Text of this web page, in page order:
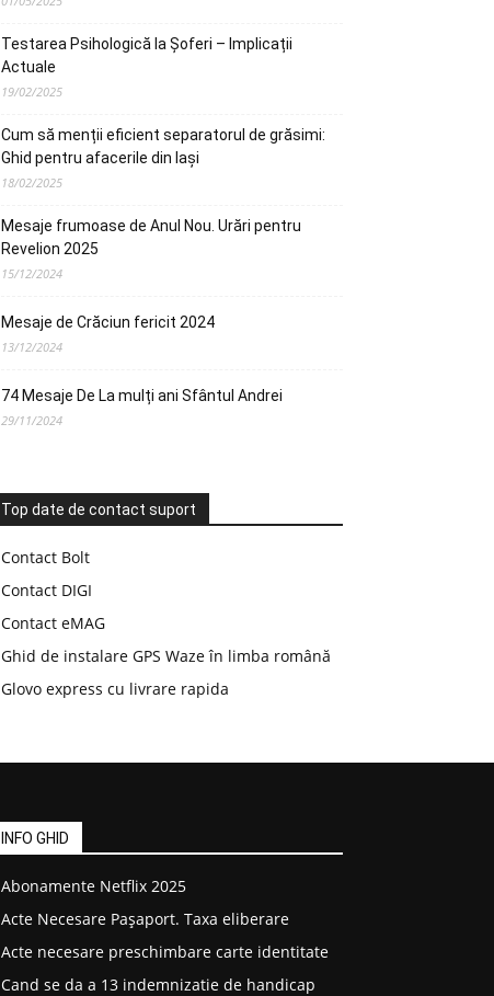
Testarea Psihologică la Șoferi – Implicații
Actuale
19/02/2025
Cum să menții eficient separatorul de grăsimi:
Ghid pentru afacerile din Iași
18/02/2025
Mesaje frumoase de Anul Nou. Urări pentru
Revelion 2025
15/12/2024
Mesaje de Crăciun fericit 2024
13/12/2024
74 Mesaje De La mulți ani Sfântul Andrei
29/11/2024
Top date de contact suport
Contact Bolt
Contact DIGI
Contact eMAG
Ghid de instalare GPS Waze în limba română
Glovo express cu livrare rapida
INFO GHID
Abonamente Netflix 2025
Acte Necesare Pașaport. Taxa eliberare
Acte necesare preschimbare carte identitate
Cand se da a 13 indemnizatie de handicap